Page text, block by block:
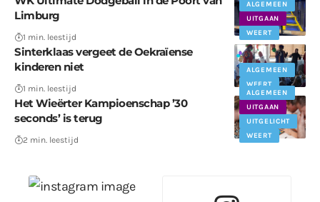
ALGEMEEN
UITGAAN
WEERT
Limburg
1 min. leestijd
ALGEMEEN
WEERT
Sinterklaas vergeet de Oekraïense
kinderen niet
1 min. leestijd
ALGEMEEN
UITGAAN
UITGELICHT
WEERT
Het Wieërter Kampioenschap ’30
seconds’ is terug
2 min. leestijd